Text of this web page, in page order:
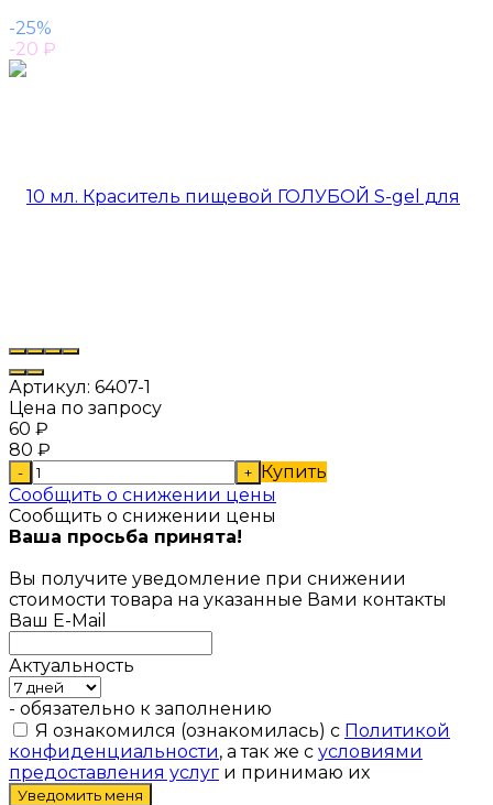
-25%
-20 ₽
Артикул: 6407-1
Цена по запросу
60 ₽
80 ₽
- + Купить
Сообщить о снижении цены
Сообщить о снижении цены
Ваша просьба принята!
Вы получите уведомление при снижении
стоимости товара на указанные Вами контакты
Ваш E-Mail
Актуальность
- обязательно к заполнению
Я ознакомился (ознакомилась) с Политикой
конфиденциальности, а так же с условиями
предоставления услуг и принимаю их